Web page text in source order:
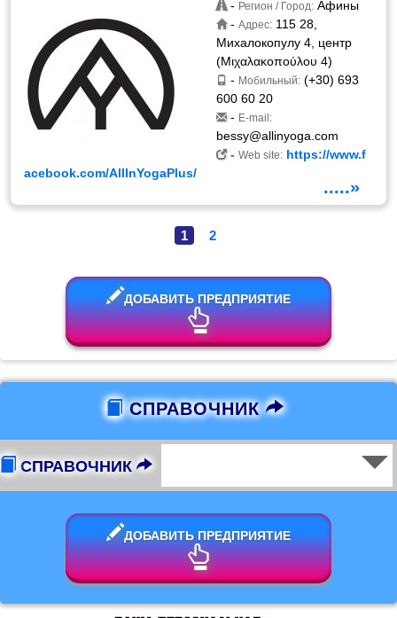
- Регион / Город: Афины
-Адрес: 115 28,
Михалокопулу 4, центр
(Μιχαλακοπούλου 4)
- Мобильный: (+30) 693
600 60 20
- E-mail:
bessy@allinyoga.com
-Web site: https://www.f
acebook.com/AllInYogaPlus/
.....»
1 2
ДОБАВИТЬ ПРЕДПРИЯТИЕ
СПРАВОЧНИК
СПРАВОЧНИК
ДОБАВИТЬ ПРЕДПРИЯТИЕ